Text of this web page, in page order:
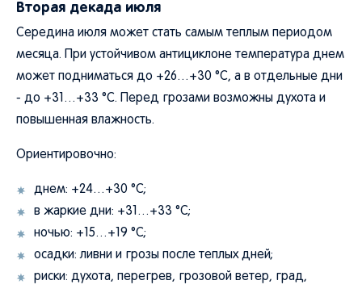
Вторая декада июля
Середина июля может стать самым теплым периодом
месяца. При устойчивом антициклоне температура днем
может подниматься до +26…+30 °C, а в отдельные дни
- до +31…+33 °C. Перед грозами возможны духота и
повышенная влажность.
Ориентировочно:
днем: +24…+30 °C;
в жаркие дни: +31…+33 °C;
ночью: +15…+19 °C;
осадки: ливни и грозы после теплых дней;
риски: духота, перегрев, грозовой ветер, град,